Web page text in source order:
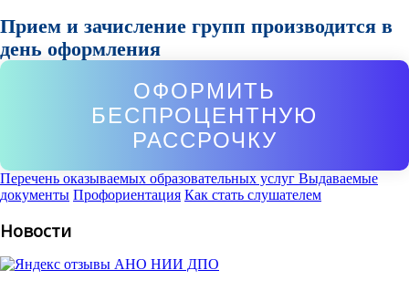
Прием и зачисление групп производится в
день оформления
ОФОРМИТЬ
БЕСПРОЦЕНТНУЮ
РАССРОЧКУ
Перечень оказываемых образовательных услуг Выдаваемые
документы Профориентация Как стать слушателем
Новости